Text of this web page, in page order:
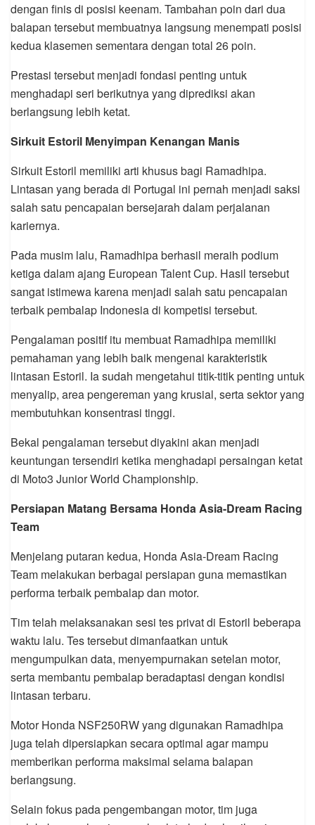
dengan finis di posisi keenam. Tambahan poin dari dua
balapan tersebut membuatnya langsung menempati posisi
kedua klasemen sementara dengan total 26 poin.
Prestasi tersebut menjadi fondasi penting untuk
menghadapi seri berikutnya yang diprediksi akan
berlangsung lebih ketat.
Sirkuit Estoril Menyimpan Kenangan Manis
Sirkuit Estoril memiliki arti khusus bagi Ramadhipa.
Lintasan yang berada di Portugal ini pernah menjadi saksi
salah satu pencapaian bersejarah dalam perjalanan
kariernya.
Pada musim lalu, Ramadhipa berhasil meraih podium
ketiga dalam ajang European Talent Cup. Hasil tersebut
sangat istimewa karena menjadi salah satu pencapaian
terbaik pembalap Indonesia di kompetisi tersebut.
Pengalaman positif itu membuat Ramadhipa memiliki
pemahaman yang lebih baik mengenai karakteristik
lintasan Estoril. Ia sudah mengetahui titik-titik penting untuk
menyalip, area pengereman yang krusial, serta sektor yang
membutuhkan konsentrasi tinggi.
Bekal pengalaman tersebut diyakini akan menjadi
keuntungan tersendiri ketika menghadapi persaingan ketat
di Moto3 Junior World Championship.
Persiapan Matang Bersama Honda Asia-Dream Racing
Team
Menjelang putaran kedua, Honda Asia-Dream Racing
Team melakukan berbagai persiapan guna memastikan
performa terbaik pembalap dan motor.
Tim telah melaksanakan sesi tes privat di Estoril beberapa
waktu lalu. Tes tersebut dimanfaatkan untuk
mengumpulkan data, menyempurnakan setelan motor,
serta membantu pembalap beradaptasi dengan kondisi
lintasan terbaru.
Motor Honda NSF250RW yang digunakan Ramadhipa
juga telah dipersiapkan secara optimal agar mampu
memberikan performa maksimal selama balapan
berlangsung.
Selain fokus pada pengembangan motor, tim juga